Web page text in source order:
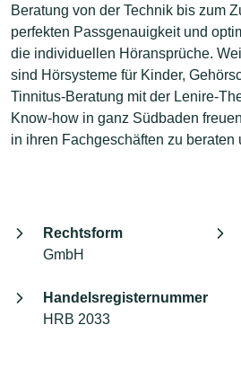
Beratung von der Technik bis zum
perfekten Passgenauigkeit und
die individuellen Höransprüche.
sind Hörsysteme für Kinder,
Tinnitus-Beratung mit der Lenire-
Know-how in ganz Südbaden
in ihren Fachgeschäften zu beraten
Rechtsform
GmbH
Handelsregisternummer
HRB 2033